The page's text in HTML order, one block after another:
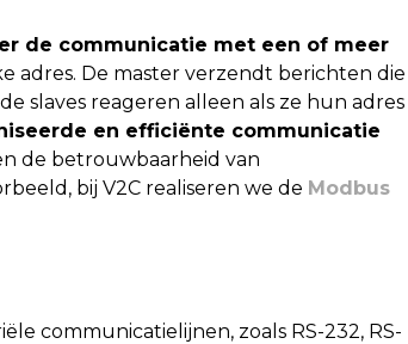
de communicatie met een of meer
adres. De master verzendt berichten die
slaves reageren alleen als ze hun adres
en efficiënte communicatie
de betrouwbaarheid van
bij V2C realiseren we de Modbus
communicatielijnen, zoals RS-232, RS-